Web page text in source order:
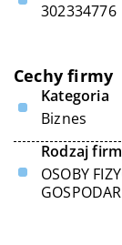
302334776
Cechy firmy
Kategoria
Biznes
Rodzaj
OSOBY